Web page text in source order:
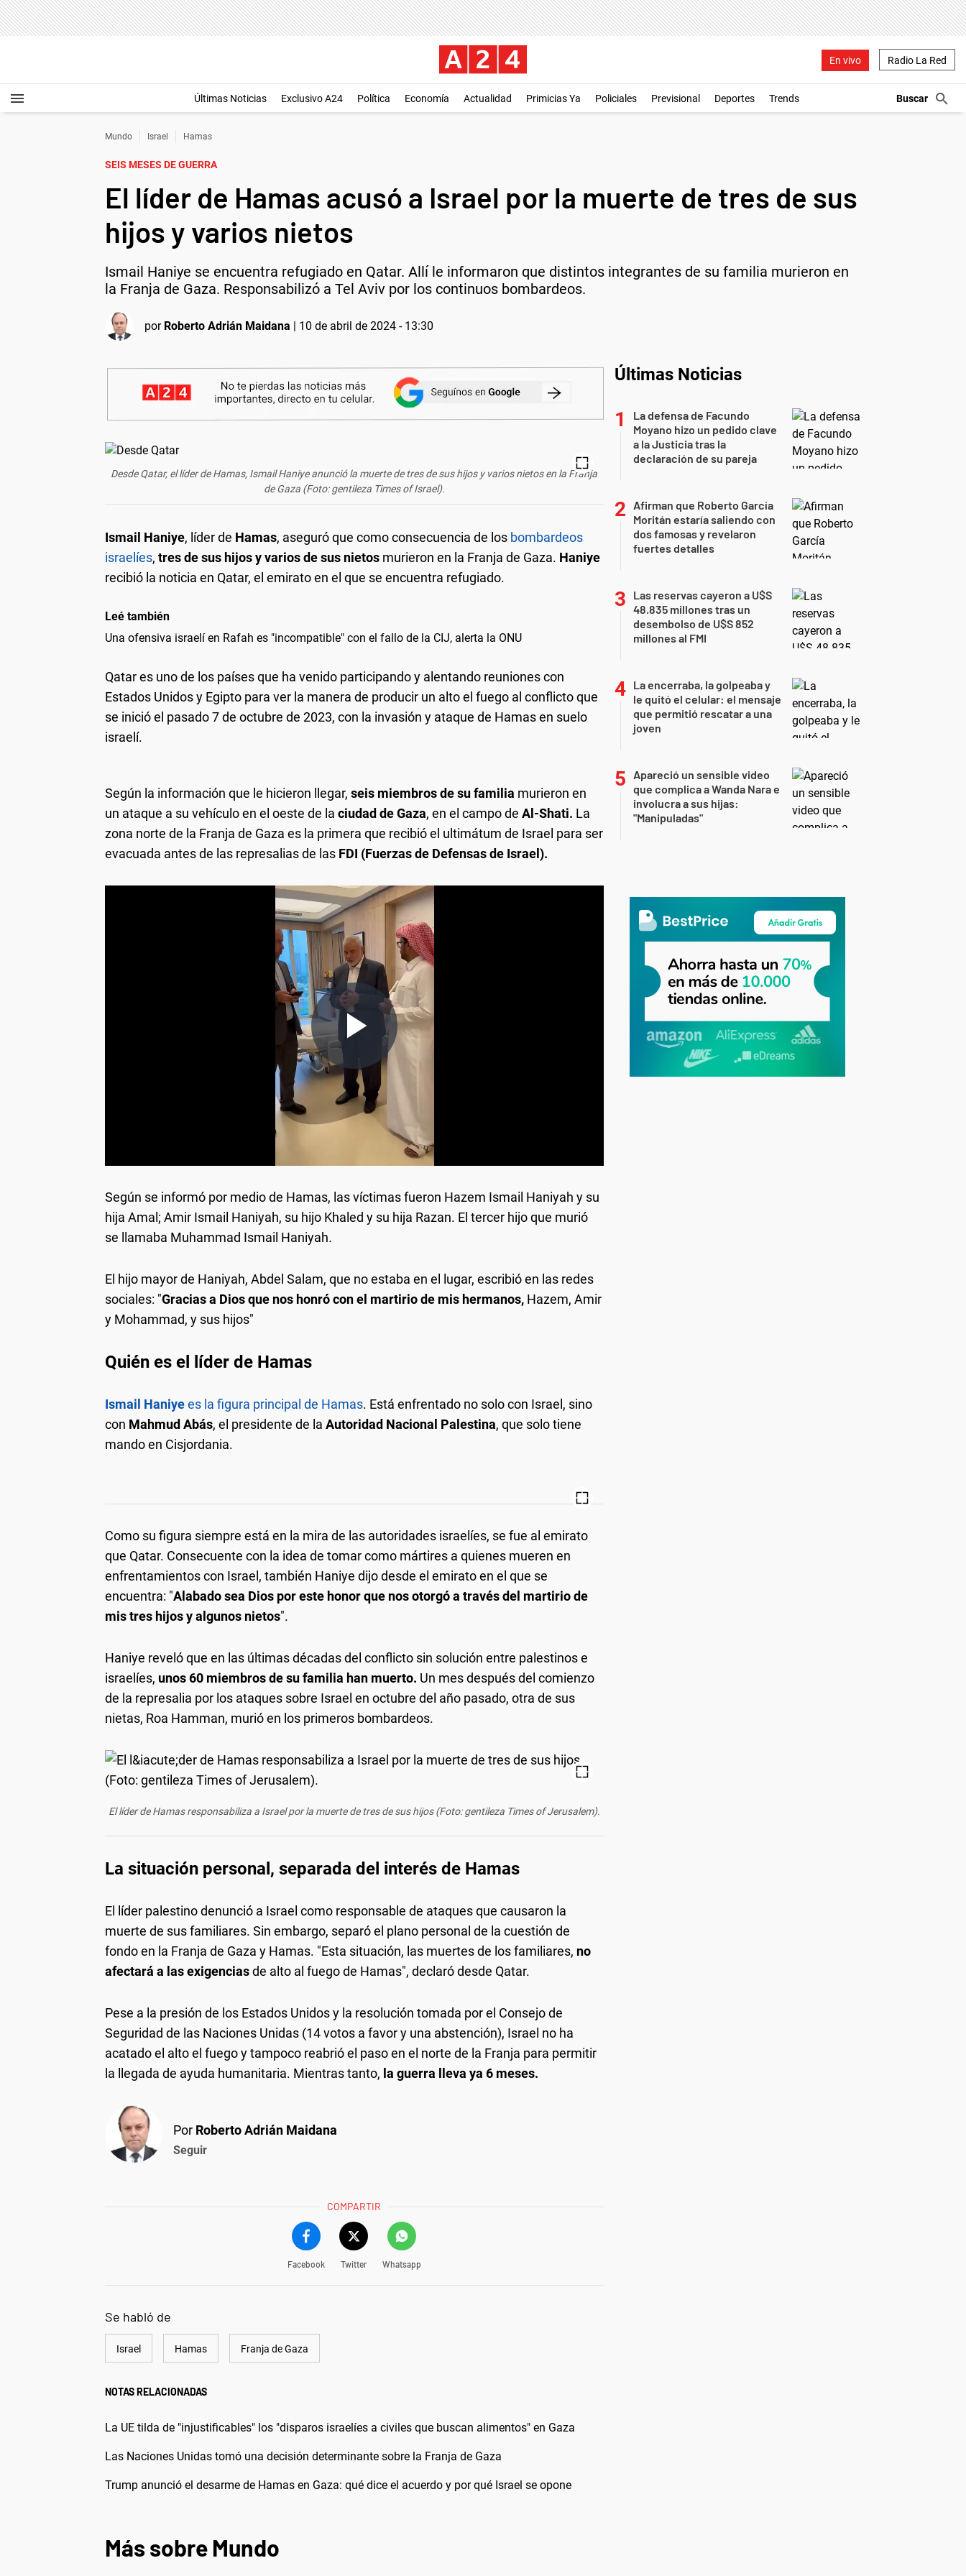
En vivo Radio La Red
Últimas Noticias Exclusivo A24 Política Economía Actualidad Primicias Ya Policiales Previsional Deportes Trends
Mundo Israel Hamas
SEIS MESES DE GUERRA
El líder de Hamas acusó a Israel por la muerte de tres de sus
hijos y varios nietos
Ismail Haniye se encuentra refugiado en Qatar. Allí le informaron que distintos integrantes de su familia murieron en
la Franja de Gaza. Responsabilizó a Tel Aviv por los continuos bombardeos.
por Roberto Adrián Maidana | 10 de abril de 2024 - 13:30
Desde Qatar, el líder de Hamas, Ismail Haniye anunció la muerte de tres de sus hijos y varios nietos en la Franja
de Gaza (Foto: gentileza Times of Israel).
Ismail Haniye, líder de Hamas, aseguró que como consecuencia de los bombardeos
israelíes, tres de sus hijos y varios de sus nietos murieron en la Franja de Gaza. Haniye
recibió la noticia en Qatar, el emirato en el que se encuentra refugiado.
Leé también
Una ofensiva israelí en Rafah es "incompatible" con el fallo de la CIJ, alerta la ONU
Qatar es uno de los países que ha venido participando y alentando reuniones con
Estados Unidos y Egipto para ver la manera de producir un alto el fuego al conflicto que
se inició el pasado 7 de octubre de 2023, con la invasión y ataque de Hamas en suelo
israelí.
Según la información que le hicieron llegar, seis miembros de su familia murieron en
un ataque a su vehículo en el oeste de la ciudad de Gaza, en el campo de Al-Shati. La
zona norte de la Franja de Gaza es la primera que recibió el ultimátum de Israel para ser
evacuada antes de las represalias de las FDI (Fuerzas de Defensas de Israel).
Según se informó por medio de Hamas, las víctimas fueron Hazem Ismail Haniyah y su
hija Amal; Amir Ismail Haniyah, su hijo Khaled y su hija Razan. El tercer hijo que murió
se llamaba Muhammad Ismail Haniyah.
El hijo mayor de Haniyah, Abdel Salam, que no estaba en el lugar, escribió en las redes
sociales: "Gracias a Dios que nos honró con el martirio de mis hermanos, Hazem, Amir
y Mohammad, y sus hijos"
Quién es el líder de Hamas
Ismail Haniyees la figura principal de Hamas. Está enfrentado no solo con Israel, sino
con Mahmud Abás, el presidente de la Autoridad Nacional Palestina, que solo tiene
mando en Cisjordania.
Como su figura siempre está en la mira de las autoridades israelíes, se fue al emirato
que Qatar. Consecuente con la idea de tomar como mártires a quienes mueren en
enfrentamientos con Israel, también Haniye dijo desde el emirato en el que se
encuentra: "Alabado sea Dios por este honor que nos otorgó a través del martirio de
mis tres hijos y algunos nietos".
Haniye reveló que en las últimas décadas del conflicto sin solución entre palestinos e
israelíes, unos 60 miembros de su familia han muerto. Un mes después del comienzo
de la represalia por los ataques sobre Israel en octubre del año pasado, otra de sus
nietas, Roa Hamman, murió en los primeros bombardeos.
El líder de Hamas responsabiliza a Israel por la muerte de tres de sus hijos (Foto: gentileza Times of Jerusalem).
La situación personal, separada del interés de Hamas
El líder palestino denunció a Israel como responsable de ataques que causaron la
muerte de sus familiares. Sin embargo, separó el plano personal de la cuestión de
fondo en la Franja de Gaza y Hamas. "Esta situación, las muertes de los familiares, no
afectará a las exigenciasde alto al fuego de Hamas", declaró desde Qatar.
Pese a la presión de los Estados Unidos y la resolución tomada por el Consejo de
Seguridad de las Naciones Unidas (14 votos a favor y una abstención), Israel no ha
acatado el alto el fuego y tampoco reabrió el paso en el norte de la Franja para permitir
la llegada de ayuda humanitaria. Mientras tanto, la guerra lleva ya 6 meses.
Por Roberto Adrián Maidana
Seguir
COMPARTIR
Facebook Twitter Whatsapp
Se habló de
Israel Hamas Franja de Gaza
NOTAS RELACIONADAS
La UE tilda de "injustificables" los "disparos israelíes a civiles que buscan alimentos" en Gaza
Las Naciones Unidas tomó una decisión determinante sobre la Franja de Gaza
Trump anunció el desarme de Hamas en Gaza: qué dice el acuerdo y por qué Israel se opone
Últimas Noticias
La defensa de Facundo
Moyano hizo un pedido clave
a la Justicia tras la
declaración de su pareja
Afirman que Roberto García
Moritán estaría saliendo con
dos famosas y revelaron
fuertes detalles
Las reservas cayeron a U$S
48.835 millones tras un
desembolso de U$S 852
millones al FMI
La encerraba, la golpeaba y
le quitó el celular: el mensaje
que permitió rescatar a una
joven
Apareció un sensible video
que complica a Wanda Nara e
involucra a sus hijas:
"Manipuladas"
Más sobre Mundo